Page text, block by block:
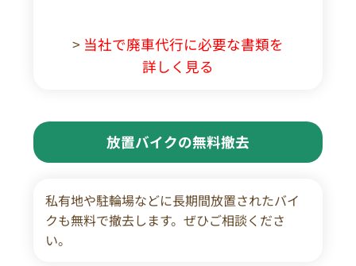
> 当社で廃車代行に必要な書類を
詳しく見る
放置バイクの無料撤去
私有地や駐輪場などに長期間放置されたバイ
クも無料で撤去します。ぜひご相談くださ
い。